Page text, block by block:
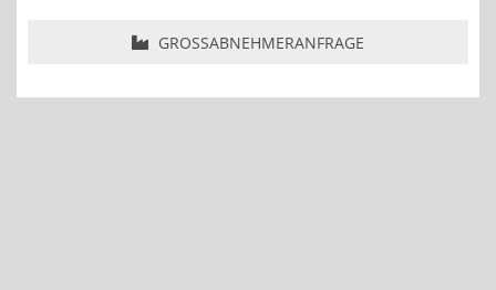
GROSSABNEHMERANFRAGE